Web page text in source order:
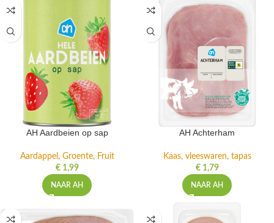
AH Aardbeien op sap
Aardappel, Groente, Fruit
€1,99
NAAR AH
AH Achterham
Kaas, vleeswaren, tapas
€1,79
NAAR AH